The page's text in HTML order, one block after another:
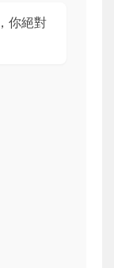
你絕對